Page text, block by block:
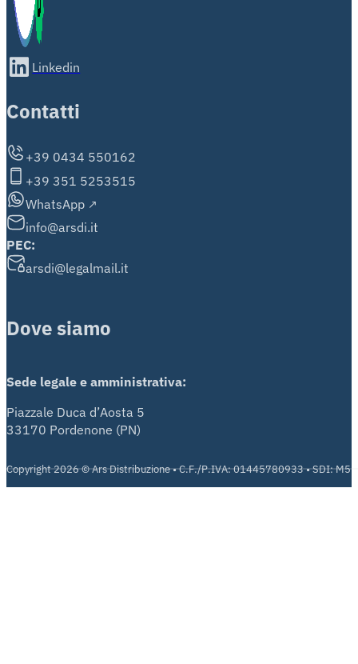
Linkedin
Contatti
+39 0434 550162
+39 351 5253515
WhatsApp
info@arsdi.it
PEC:
arsdi@legalmail.it
Dove siamo
Sede legale e amministrativa:
Piazzale Duca d’Aosta 5
33170 Pordenone (PN)
Copyright 2026 © Ars Distribuzione • C.F./P.IVA: 01445780933 • SDI: